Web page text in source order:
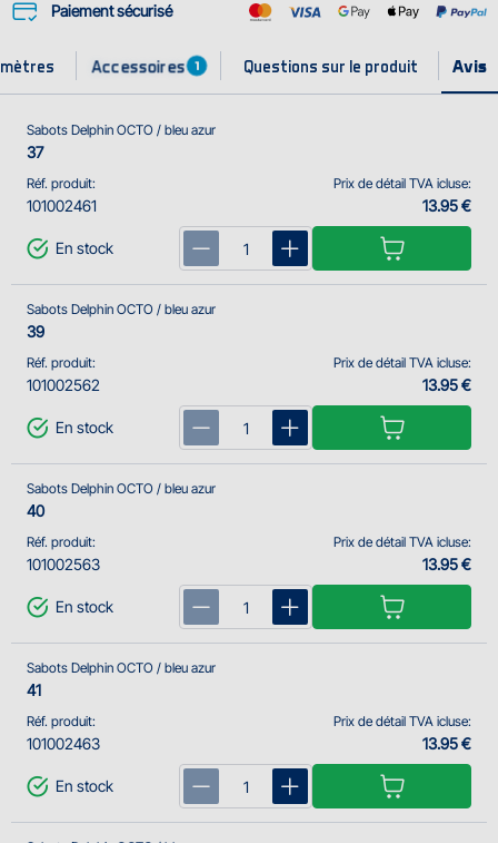
Paiement sécurisé
Accessoires 1 Questions sur le produit
Réf. produit:
101002461
Sabots Delphin OCTO / bleu azur
37
Prix de détail TVA icluse:
13.95 €
En stock
Réf. produit:
101002562
Sabots Delphin OCTO / bleu azur
39
Prix de détail TVA icluse:
13.95 €
En stock
Réf. produit:
101002563
Sabots Delphin OCTO / bleu azur
40
Prix de détail TVA icluse:
13.95 €
En stock
Réf. produit:
101002463
Sabots Delphin OCTO / bleu azur
41
Prix de détail TVA icluse:
13.95 €
En stock